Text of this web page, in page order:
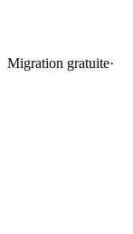
Migration gratuite·